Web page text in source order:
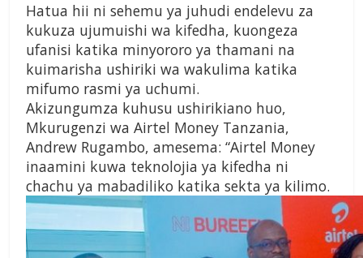
Hatua hii ni sehemu ya juhudi endelevu za
kukuza ujumuishi wa kifedha, kuongeza
ufanisi katika minyororo ya thamani na
kuimarisha ushiriki wa wakulima katika
mifumo rasmi ya uchumi.
Akizungumza kuhusu ushirikiano huo,
Mkurugenzi wa Airtel Money Tanzania,
Andrew Rugambo, amesema: “Airtel Money
inaamini kuwa teknolojia ya kifedha ni
chachu ya mabadiliko katika sekta ya kilimo.